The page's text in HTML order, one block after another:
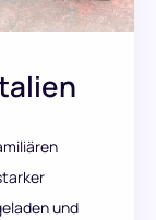
und